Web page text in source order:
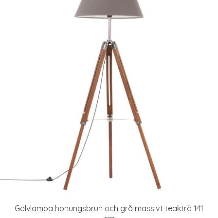
Golvlampa honungsbrun och grå massivt teakträ 141